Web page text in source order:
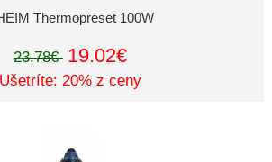
Thermopreset 100W
23.78€ 19.02€
Ušetríte: 20% z ceny